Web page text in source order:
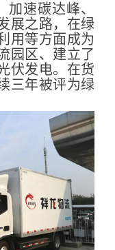
速碳达峰、
展之路，在绿
用等方面成为
园区、建立了
伏发电。在货
三年被评为绿